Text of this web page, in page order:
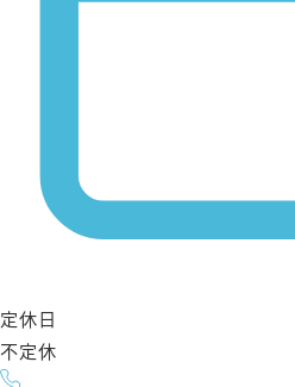
定休日
不定休